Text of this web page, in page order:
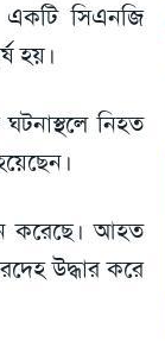
একটি সিএনজি
হয়।
নিহত
করেছে। আহত
উদ্ধার করে